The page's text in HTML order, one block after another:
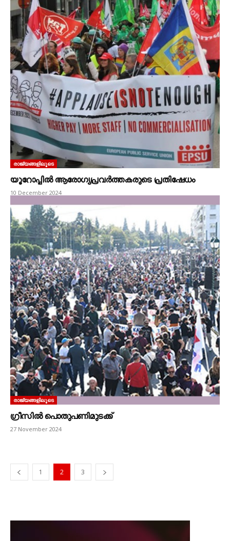
രാജ്യങ്ങളിലൂടെ
യൂറോപ്പിൽ ആരോഗ്യപ്രവർത്തകരുടെ പ്രതിഷേധം
10 December 2024
രാജ്യങ്ങളിലൂടെ
ഗ്രീസിൽ പൊതുപണിമുടക്ക്‌
27 November 2024
1 2 3